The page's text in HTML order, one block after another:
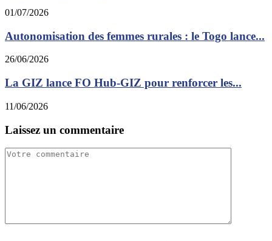
01/07/2026
Autonomisation des femmes rurales : le Togo lance...
26/06/2026
La GIZ lance FO Hub-GIZ pour renforcer les...
11/06/2026
Laissez un commentaire